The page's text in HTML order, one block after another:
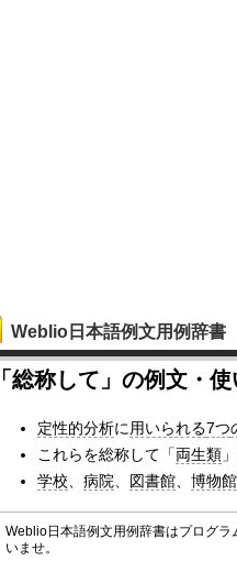
Weblio日本語例文用例辞書
「総称して」の例文・
定性的分析に 用いられる7つ
これらを総称して「両生類
学校
病院 図書館、 博物
Weblio日本語例文用例辞書はプログラ
いませ。